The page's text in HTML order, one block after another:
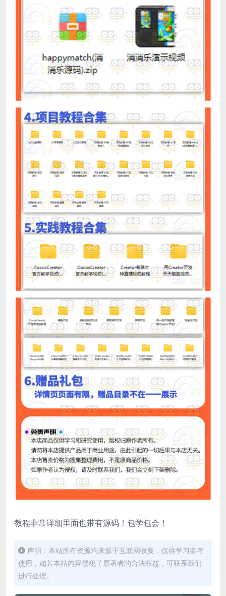
教程非常详细里面也带有源码！包学包会！
声明：本站所有资源均来源于互联网收集，仅供学习参考
使用，如若本站内容侵犯了原著者的合法权益，可联系我们
进行处理。